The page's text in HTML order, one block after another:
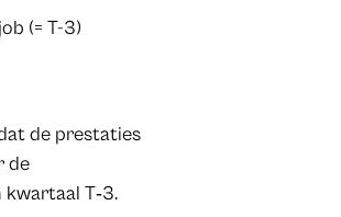
(= T-3)
de prestaties
de
T‑3.